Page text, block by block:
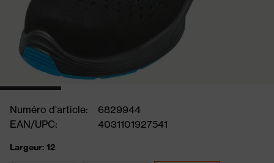
Numéro d'article:
6829944
EAN/UPC:
4031101927541
Largeur: 12